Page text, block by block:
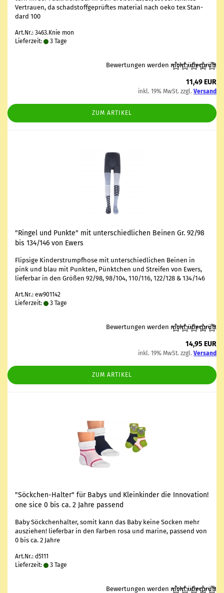
Ver­trau­en, da schad­stoff­ge­prüf­tes ma­te­ri­al nach oeko tex Stan­
dard 100
Art.Nr.: 3463.Knie mon
Lieferzeit:
3 Tage
Bewertungen werden nicht überprüft
11,49 EUR
inkl. 19% MwSt. zzgl. Versand
ZUM ARTIKEL
"Rin­gel und Punk­te" mit un­ter­schied­li­chen Bei­nen Gr. 92/98
bis 134/146 von Ewers
Flip­si­ge Kin­der­strumpf­ho­se mit un­ter­schied­li­chen Bei­nen in
pink und blau mit Punk­ten, Pünkt­chen und Strei­fen von Ewers,
lie­fer­bar in den Grö­ßen 92/98, 98/104, 110/116, 122/128 & 134/146
Art.Nr.: ew901142
Lieferzeit:
3 Tage
Bewertungen werden nicht überprüft
14,95 EUR
inkl. 19% MwSt. zzgl. Versand
ZUM ARTIKEL
"Söckchen-​​Hal­ter" für Babys und Klein­kin­der die In­no­va­ti­on!
one sice 0 bis ca. 2 Jahre pas­send
Baby Söck­chen­hal­ter, somit kann das Baby keine So­cken mehr
aus­zie­hen! lie­fer­bar in den Far­ben rosa und ma­ri­ne, pas­send von
0 bis ca. 2 Jahre
Art.Nr.: d5111
Lieferzeit:
3 Tage
Bewertungen werden nicht überprüft